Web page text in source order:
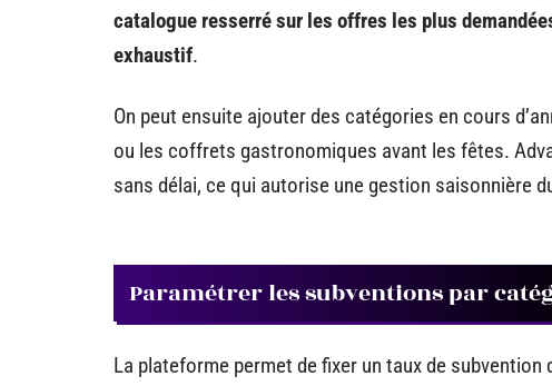
catalogue resserré sur les offres les plus
exhaustif.
On peut ensuite ajouter des catégories en cours
ou les coffrets gastronomiques avant les fêtes.
sans délai, ce qui autorise une gestion saisonnière
Paramétrer les subventions par
La plateforme permet de fixer un taux de